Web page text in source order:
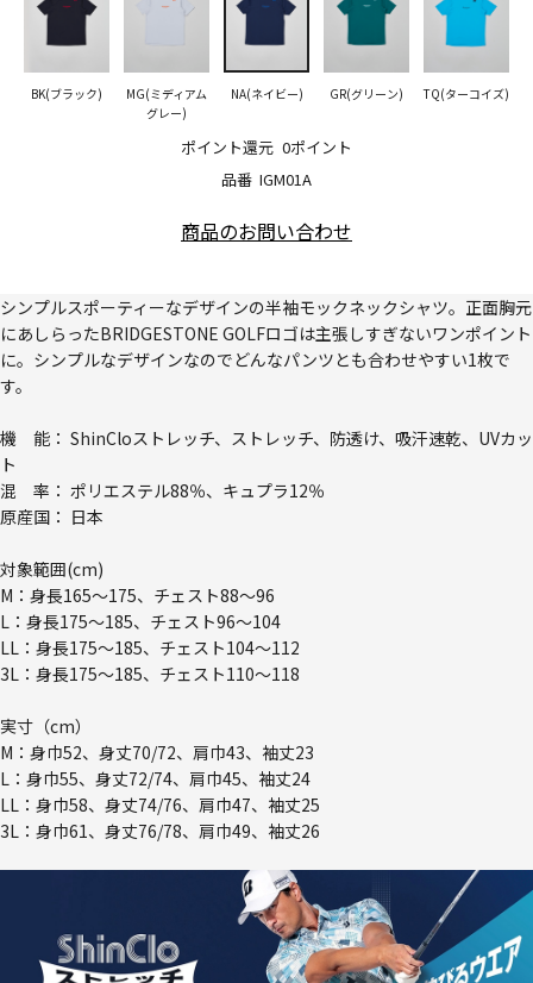
品番 IGM01A
ポイント還元 0ポイント
BK(ブラック)
MG(ミディアム
グレー)
NA(ネイビー) GR(グリーン) TQ(ターコイズ)
商品のお問い合わせ
シンプルスポーティーなデザインの半袖モックネックシャツ。正面胸元
にあしらったBRIDGESTONE GOLFロゴは主張しすぎないワンポイント
に。シンプルなデザインなのでどんなパンツとも合わせやすい1枚で
す。
機 能： ShinCloストレッチ、ストレッチ、防透け、吸汗速乾、UVカッ
ト
混 率： ポリエステル88％、キュプラ12％
原産国： 日本
対象範囲(cm)
M：身長165～175、チェスト88～96
L：身長175～185、チェスト96～104
LL：身長175～185、チェスト104～112
3L：身長175～185、チェスト110～118
実寸（cm）
M：身巾52、身丈70/72、肩巾43、袖丈23
L：身巾55、身丈72/74、肩巾45、袖丈24
LL：身巾58、身丈74/76、肩巾47、袖丈25
3L：身巾61、身丈76/78、肩巾49、袖丈26